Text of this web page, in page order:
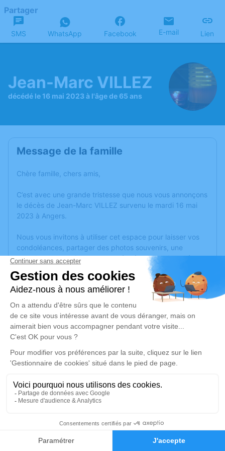
Faire-part Hommages
Partager
SMS WhatsApp Facebook E-mail Lien
Jean-Marc VILLEZ
décédé le 16 mai 2023 à l'âge de 65 ans
Message de la famille
Chère famille, chers amis,
C’est avec une grande tristesse que nous vous annonçons
le décès de Jean-Marc VILLEZ survenu le mardi 16 mai
2023 à Angers.
Nous vous invitons à utiliser cet espace pour laisser vos
condoléances, partager des photos souvenirs, une
anecdote ou exprimer vos pensées à travers des poèmes
ou des textes. Cet endroit est un lieu d'expression dédié à
honorer la mémoire de Jean-Marc VILLEZ.
Un service de plantation d’arbre hommage estdisponible
mercredi 24 mai 2023 à 15h00
Cimetière de Saint-Mathurin-sur-Loire
49250 Saint-Mathurin-sur-Loire
Je rends hommage